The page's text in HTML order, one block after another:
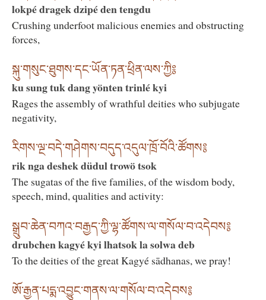
lokpé dragek dzipé den tengdu
Crushing underfoot malicious enemies and obstructing
forces,
སྐུ་གསུང་ཐུགས་དང་ཡོན་ཏན་ཕྲིན་ལས་ཀྱི༔
ku sung tuk dang yönten trinlé kyi
Rages the assembly of wrathful deities who subjugate
negativity,
རིགས་ལྔ་བདེ་གཤེགས་བདུད་འདུལ་ཁྲོ་བོའི་ཚོགས༔
rik nga deshek düdul trowö tsok
The sugatas of the five families, of the wisdom body,
speech, mind, qualities and activity:
སྒྲུབ་ཆེན་བཀའ་བརྒྱད་ཀྱི་ལྷ་ཚོགས་ལ་གསོལ་བ་འདེབས༔
drubchen kagyé kyi lhatsok la solwa deb
To the deities of the great Kagyé sādhanas, we pray!
ཨོ་རྒྱན་པདྨ་འབྱུང་གནས་ལ་གསོལ་བ་འདེབས༔